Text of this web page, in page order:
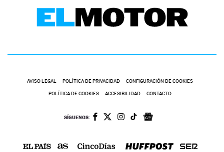
AVISO LEGAL POLÍTICA DE PRIVACIDAD CONFIGURACIÓN DE COOKIES
POLÍTICA DE COOKIES ACCESIBILIDAD CONTACTO
SÍGUENOS: